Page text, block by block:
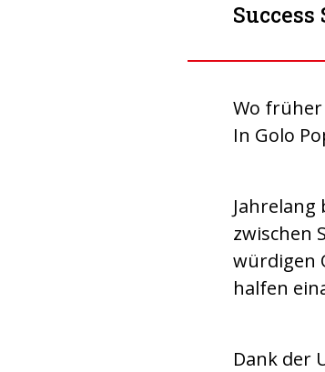
Success
Wo früher
In Golo
zwischen
würdigen
halfen
Dank der